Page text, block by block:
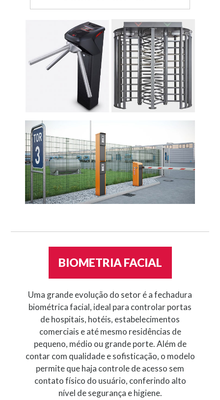
BIOMETRIA FACIAL
Uma grande evolução do setor é a fechadura
biométrica facial, ideal para controlar portas
de hospitais, hotéis, estabelecimentos
comerciais e até mesmo residências de
pequeno, médio ou grande porte. Além de
contar com qualidade e sofisticação, o modelo
permite que haja controle de acesso sem
contato físico do usuário, conferindo alto
nível de segurança e higiene.